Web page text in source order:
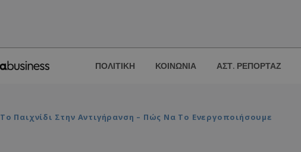
ΠΟΛΙΤΙΚΗ ΚΟΙΝΩΝΙΑ ΑΣΤ. ΡΕΠΟΡΤΑΖ
Παιχνίδι Στην Αντιγήρανση – Πώς Να Το Ενεργοποιήσουμε